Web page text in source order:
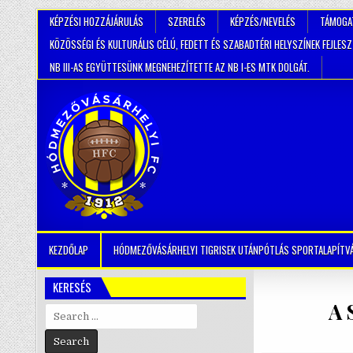
KÉPZÉSI HOZZÁJÁRULÁS SZERELÉS KÉPZÉS/NEVELÉS
KÖZÖSSÉGI ÉS KULTURÁLIS CÉLÚ, FEDETT ÉS SZABADTÉRI HELYSZÍNEK
NB III-AS EGYÜTTESÜNK MEGNEHEZÍTETTE AZ NB I-ES MTK DOLGÁT.
KEZDŐLAP HÓDMEZŐVÁSÁRHELYI TIGRISEK UTÁNPÓTLÁS
A
KERESÉS
Search
for: